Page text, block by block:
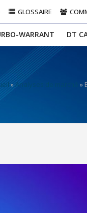
WARRANT DT
GLOSSAIRE
»Analyses de marché »